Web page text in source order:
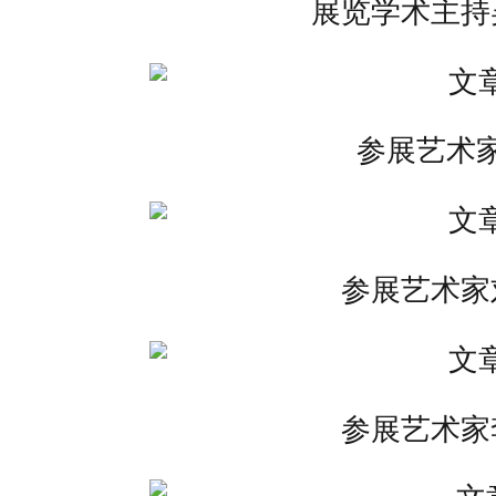
展览学术主
参展艺术
参展艺术
参展艺术